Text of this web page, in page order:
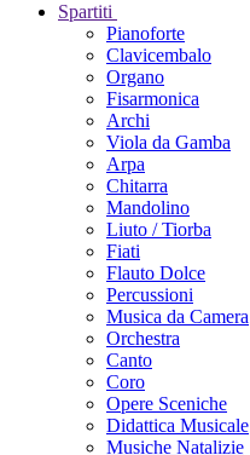
Spartiti
Pianoforte
Clavicembalo
Organo
Fisarmonica
Archi
Viola da Gamba
Arpa
Chitarra
Mandolino
Liuto / Tiorba
Fiati
Flauto Dolce
Percussioni
Musica da Camera
Orchestra
Canto
Coro
Opere Sceniche
Didattica Musicale
Musiche Natalizie